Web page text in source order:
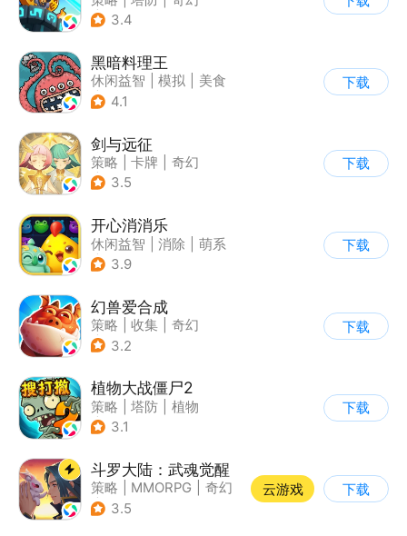
| 卡通
3.4
黑暗料理王
休闲益智 模拟
美食
| 卡通
4.1
下载
剑与远征
策略 卡牌
奇幻
| 动漫
3.5
下载
开心消消乐
休闲益智 消除
萌系
| 乐元素
3.9
下载
幻兽爱合成
策略 收集
奇幻
| 卡通
3.2
下载
植物大战僵尸2
策略 塔防
植物
| 植物大战僵尸
3.1
下载
斗罗大陆：武魂觉醒
策略 MMORPG
奇幻
| 斗罗大陆
3.5
云游戏 下载